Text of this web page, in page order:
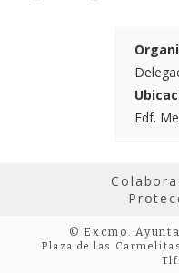
Edf.
© Excmo.
Plaza de las